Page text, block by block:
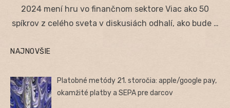
2024 mení hru vo finančnom sektore Viac ako 50
spíkrov z celého sveta v diskusiách odhalí, ako bude …
NAJNOVŠIE
Platobné metódy 21. storočia: apple/google pay,
okamžité platby a SEPA pre darcov